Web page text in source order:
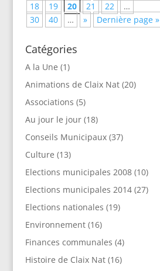
18
19 20 21 22
…
30
40 … » Dernière page »
Catégories
A la Une (1)
Animations de Claix Nat(20)
Associations (5)
Au jour le jour(18)
Conseils Municipaux(37)
Culture (13)
Elections municipales 2008(10)
Elections municipales 2014(27)
Elections nationales (19)
Environnement(16)
Finances communales (4)
Histoire de Claix Nat(16)